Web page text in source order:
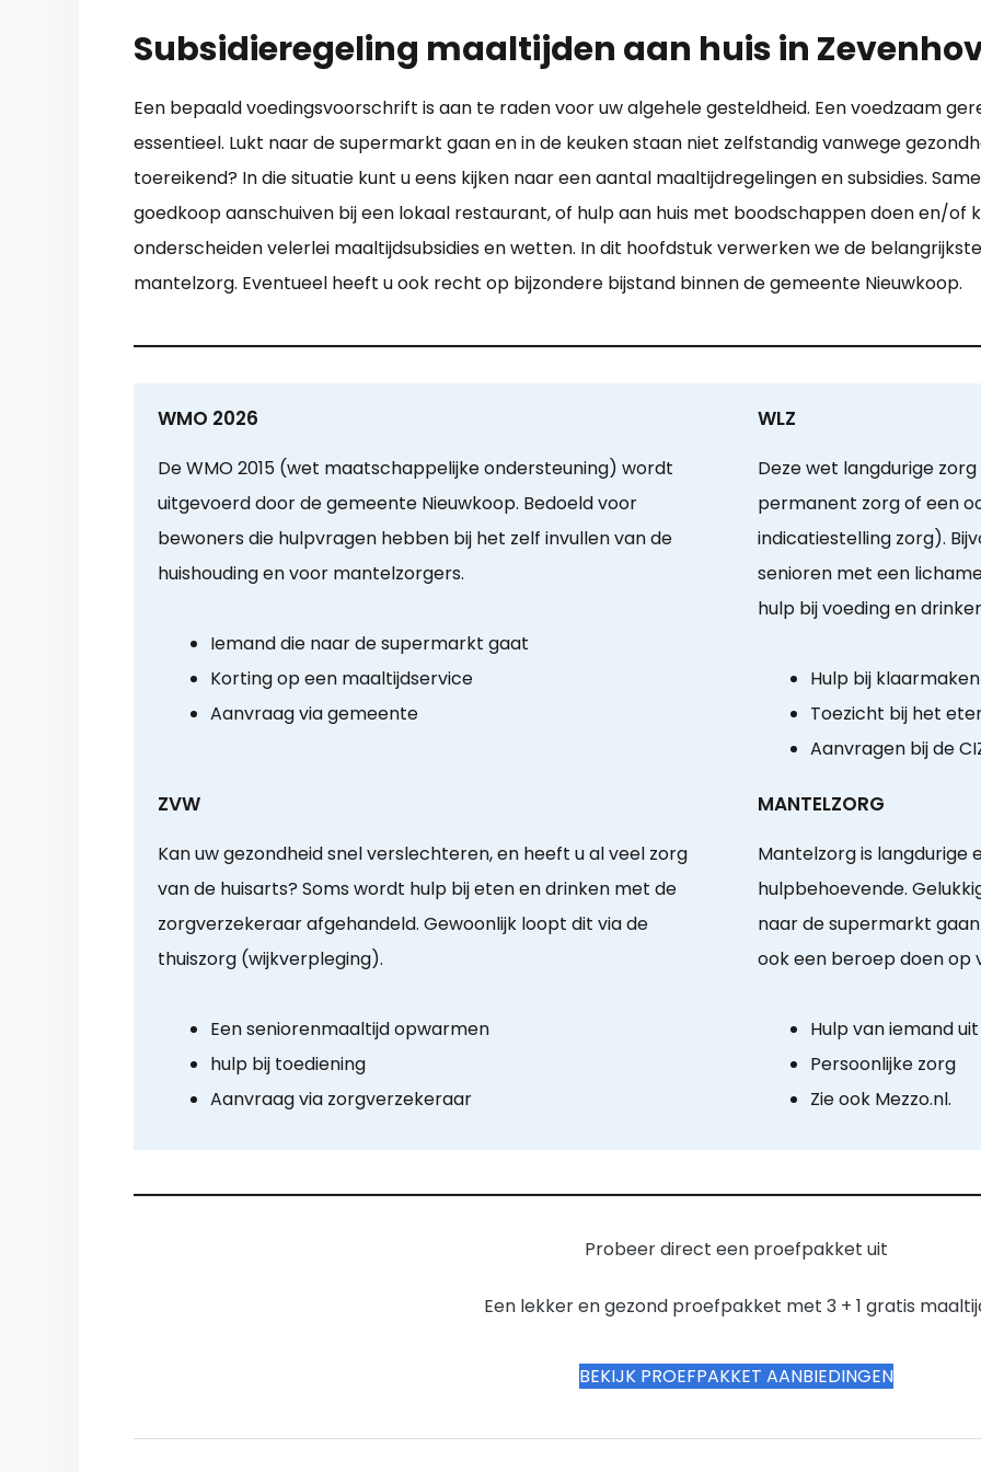
Subsidieregeling maaltijden aan huis in
Een bepaald voedingsvoorschrift is aan te raden voor uw algehele gesteldheid. Een voedzaam
essentieel. Lukt naar de supermarkt gaan en in de keuken staan niet zelfstandig vanwege
toereikend? In die situatie kunt u eens kijken naar een aantal maaltijdregelingen en subsidies.
goedkoop aanschuiven bij een lokaal restaurant, of hulp aan huis met boodschappen doen en/of
onderscheiden velerlei maaltijdsubsidies en wetten. In dit hoofdstuk verwerken we de belangrijkste
mantelzorg. Eventueel heeft u ook recht op bijzondere bijstand binnen de gemeente Nieuwkoop.
WMO 2026
De WMO 2015 (wet maatschappelijke ondersteuning) wordt
uitgevoerd door de gemeente Nieuwkoop. Bedoeld voor
bewoners die hulpvragen hebben bij het zelf invullen van de
huishouding en voor mantelzorgers.
Iemand die naar de supermarkt gaat
Korting op een maaltijdservice
Aanvraag via gemeente
WLZ
Deze wet langdurige
permanent zorg of een
indicatiestelling zorg).
senioren met een
hulp bij voeding en
Hulp bij
Toezicht bij het
Aanvragen bij de
ZVW
Kan uw gezondheid snel verslechteren, en heeft u al veel zorg
van de huisarts? Soms wordt hulp bij eten en drinken met de
zorgverzekeraar afgehandeld. Gewoonlijk loopt dit via de
thuiszorg (wijkverpleging).
Een seniorenmaaltijd opwarmen
hulp bij toediening
Aanvraag via zorgverzekeraar
MANTELZORG
Mantelzorg is langdurige
hulpbehoevende.
naar de supermarkt
ook een beroep doen op
Hulp van iemand
Persoonlijke zorg
Zie ook Mezzo.nl.
Probeer direct een proefpakket uit
Een lekker en gezond proefpakket met 3 + 1 gratis
BEKIJK PROEFPAKKET AANBIEDINGEN